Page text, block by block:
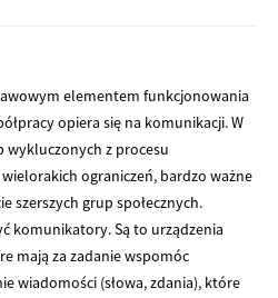
elementem funkcjonowania
opiera się na komunikacji. W
wykluczonych z procesu
ograniczeń, bardzo ważne
szerszych grup społecznych.
komunikatory. Są to urządzenia
mają za zadanie wspomóc
wiadomości (słowa, zdania), które